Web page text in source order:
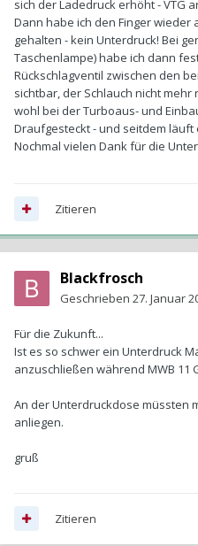
sich der Ladedruck erhöht - VTG
Dann habe ich den Finger wieder
gehalten - kein Unterdruck! Bei
Taschenlampe) habe ich dann
Rückschlagventil zwischen den
sichtbar, der Schlauch nicht
wohl bei der Turboaus- und
Draufgesteckt - und seitdem
Nochmal vielen Dank für die
Zitieren
Blackfrosch
Geschrieben 27. Januar
Für die Zukunft...
Ist es so schwer ein Unterdruck
anzuschließen während MWB 11
An der Unterdruckdose müssten
anliegen.
gruß
Zitieren